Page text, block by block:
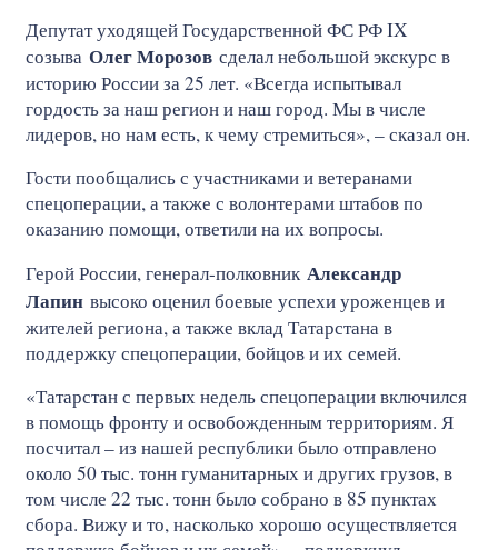
Депутат уходящей Государственной ФС РФ IX
созыва Олег Морозов сделал небольшой экскурс в
историю России за 25 лет. «Всегда испытывал
гордость за наш регион и наш город. Мы в числе
лидеров, но нам есть, к чему стремиться», – сказал он.
Гости пообщались с участниками и ветеранами
спецоперации, а также с волонтерами штабов по
оказанию помощи, ответили на их вопросы.
Герой России, генерал-полковник Александр
Лапин высоко оценил боевые успехи уроженцев и
жителей региона, а также вклад Татарстана в
поддержку спецоперации, бойцов и их семей.
«Татарстан с первых недель спецоперации включился
в помощь фронту и освобожденным территориям. Я
посчитал – из нашей республики было отправлено
около 50 тыс. тонн гуманитарных и других грузов, в
том числе 22 тыс. тонн было собрано в 85 пунктах
сбора. Вижу и то, насколько хорошо осуществляется